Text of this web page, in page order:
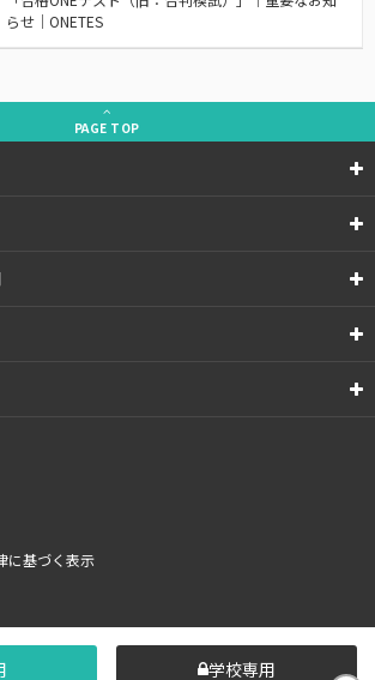
らせ｜ONETES
PAGE TOP
に基づく表示
学校専用